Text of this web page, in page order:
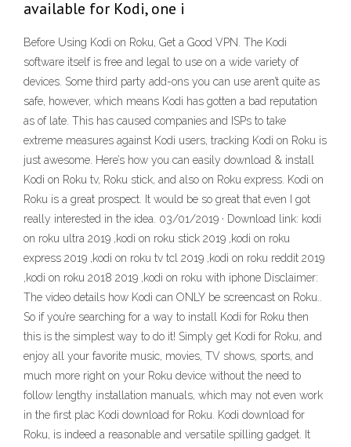
available for Kodi, one i
Before Using Kodi on Roku, Get a Good VPN. The Kodi
software itself is free and legal to use on a wide variety of
devices. Some third party add-ons you can use aren’t quite as
safe, however, which means Kodi has gotten a bad reputation
as of late. This has caused companies and ISPs to take
extreme measures against Kodi users, tracking Kodi on Roku is
just awesome. Here’s how you can easily download & install
Kodi on Roku tv, Roku stick, and also on Roku express. Kodi on
Roku is a great prospect. It would be so great that even I got
really interested in the idea. 03/01/2019 · Download link: kodi
on roku ultra 2019 ,kodi on roku stick 2019 ,kodi on roku
express 2019 ,kodi on roku tv tcl 2019 ,kodi on roku reddit 2019
,kodi on roku 2018 2019 ,kodi on roku with iphone Disclaimer:
The video details how Kodi can ONLY be screencast on Roku..
So if you’re searching for a way to install Kodi for Roku then
this is the simplest way to do it! Simply get Kodi for Roku, and
enjoy all your favorite music, movies, TV shows, sports, and
much more right on your Roku device without the need to
follow lengthy installation manuals, which may not even work
in the first plac Kodi download for Roku. Kodi download for
Roku, is indeed a reasonable and versatile spilling gadget. It